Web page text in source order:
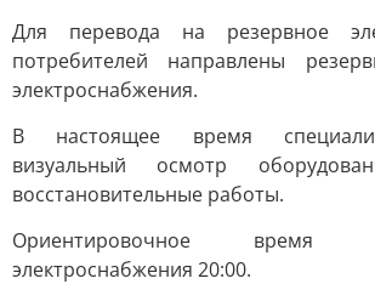
Для перевода на резервное
потребителей направлены
электроснабжения.
В настоящее время
визуальный осмотр
восстановительные работы.
Ориентировочное время
электроснабжения 20:00.